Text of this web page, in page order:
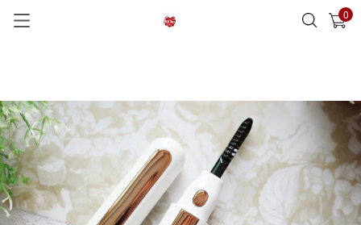
0
已加入購物車 查看